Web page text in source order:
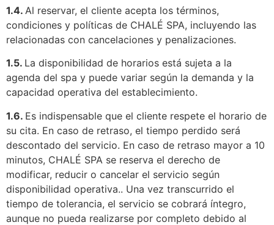
1.4. Al reservar, el cliente acepta los términos,
condiciones y políticas de CHALÉ SPA, incluyendo las
relacionadas con cancelaciones y penalizaciones.
1.5. La disponibilidad de horarios está sujeta a la
agenda del spa y puede variar según la demanda y la
capacidad operativa del establecimiento.
1.6. Es indispensable que el cliente respete el horario de
su cita. En caso de retraso, el tiempo perdido será
descontado del servicio. En caso de retraso mayor a 10
minutos, CHALÉ SPA se reserva el derecho de
modificar, reducir o cancelar el servicio según
disponibilidad operativa.. Una vez transcurrido el
tiempo de tolerancia, el servicio se cobrará íntegro,
aunque no pueda realizarse por completo debido al